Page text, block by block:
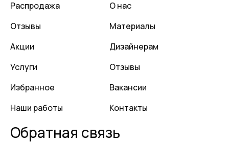
Распродажа
Отзывы
Акции
Услуги
Избранное
Наши работы
О нас
Материалы
Дизайнерам
Отзывы
Вакансии
Контакты
Обратная связь